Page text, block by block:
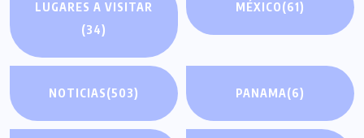
LUGARES A VISITAR
(34)
MÉXICO(61)
NOTICIAS(503) PANAMA(6)